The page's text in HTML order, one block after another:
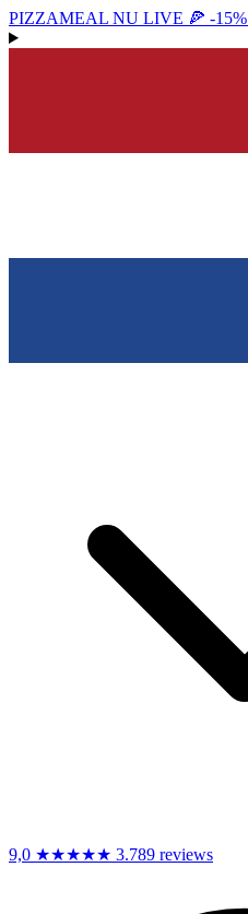
PIZZAMEAL NU LIVE 🍕 -15%
9,0 ★★★★★ 3.789 reviews